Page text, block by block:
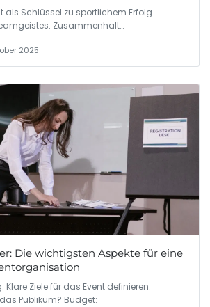
als Schlüssel zu sportlichem Erfolg
Zusammenhalt…
2025
Die wichtigsten Aspekte für eine
Klare Ziele für das Event definieren.
Publikum? Budget: